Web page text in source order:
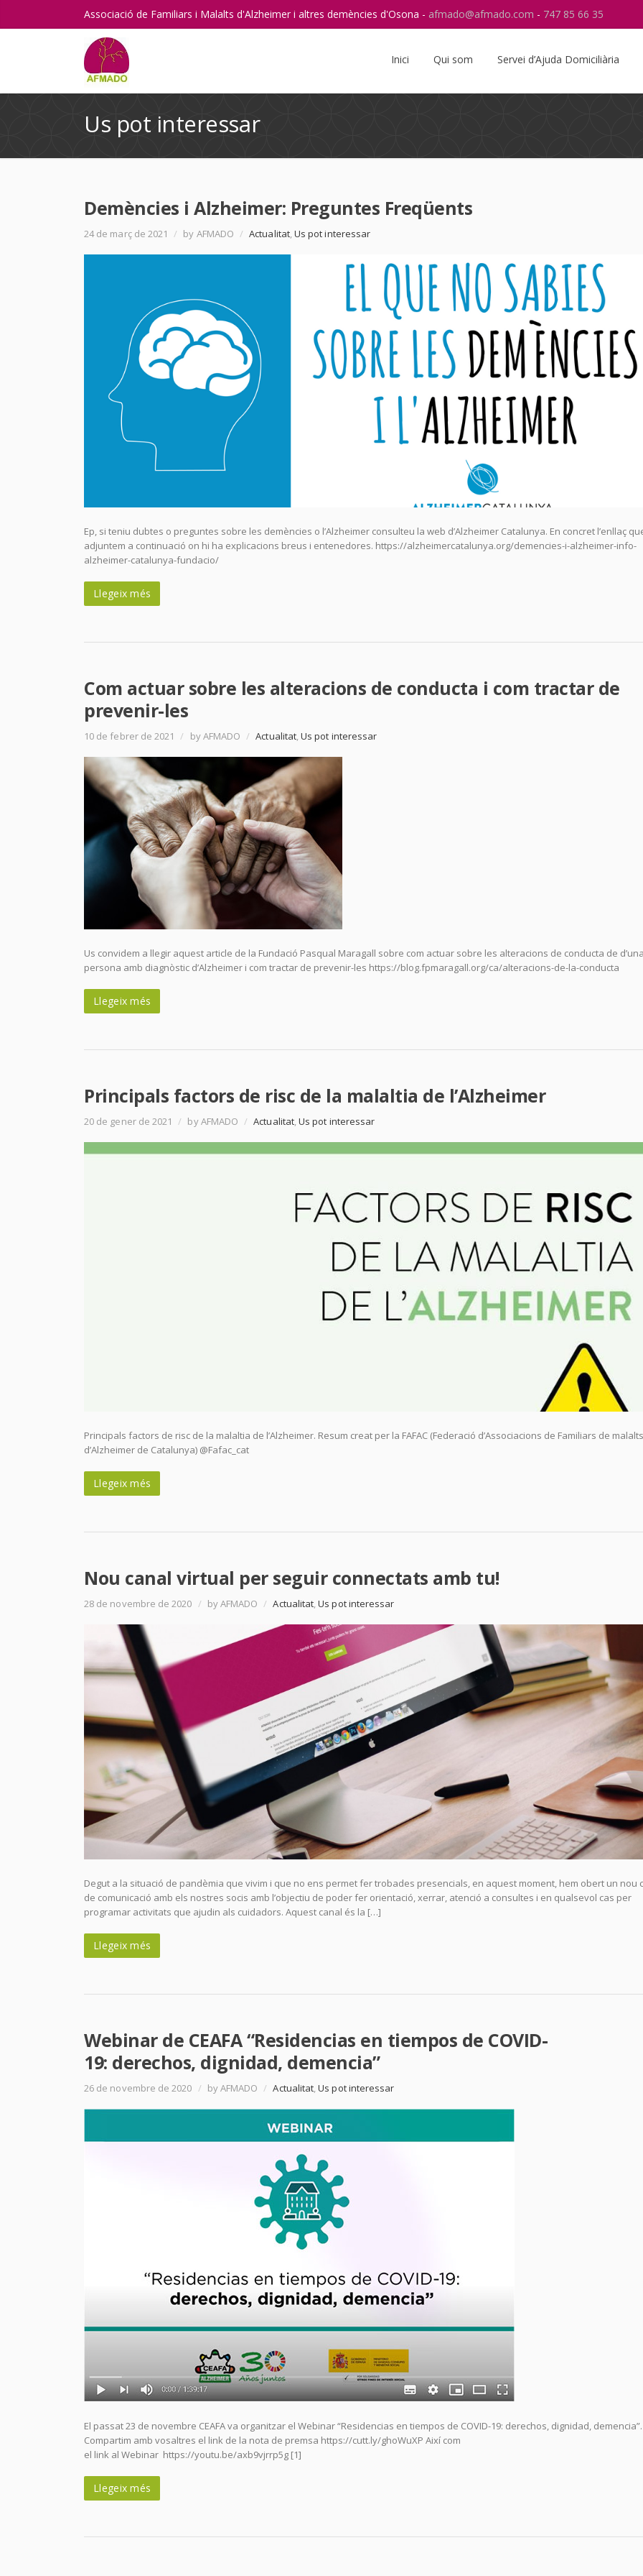
Associació de Familiars i Malalts d'Alzheimer i altres demències d'Osona - afmado@afmado.com - 747 85 66 35
Instagram
RSS
Inici Qui som Servei d’Ajuda Domiciliària
Us pot interessar
Demències i Alzheimer: Preguntes Freqüents
24 de març de 2021 / by AFMADO / Actualitat,Us pot interessar
Ep, si teniu dubtes o preguntes sobre les demències o l’Alzheimer consulteu la web d’Alzheimer Catalunya. En concret l’enllaç
adjuntem a continuació on hi ha explicacions breus i entenedores. https://alzheimercatalunya.org/demencies-i-alzheimer-info-
alzheimer-catalunya-fundacio/
Llegeix més
Com actuar sobre les alteracions de conducta i com tractar de
prevenir-les
10 de febrer de 2021 / by AFMADO / Actualitat,Us pot interessar
Us convidem a llegir aquest article de la Fundació Pasqual Maragall sobre com actuar sobre les alteracions de conducta de
persona amb diagnòstic d’Alzheimer i com tractar de prevenir-les https://blog.fpmaragall.org/ca/alteracions-de-la-conducta
Llegeix més
Principals factors de risc de la malaltia de l’Alzheimer
20 de gener de 2021 / by AFMADO / Actualitat,Us pot interessar
Principals factors de risc de la malaltia de l’Alzheimer. Resum creat per la FAFAC (Federació d’Associacions de Familiars de malalts
d’Alzheimer de Catalunya) @Fafac_cat
Llegeix més
Nou canal virtual per seguir connectats amb tu!
28 de novembre de 2020 / by AFMADO / Actualitat ,Us pot interessar
Degut a la situació de pandèmia que vivim i que no ens permet fer trobades presencials, en aquest moment, hem obert un nou
de comunicació amb els nostres socis amb l’objectiu de poder fer orientació, xerrar, atenció a consultes i en qualsevol cas per
programar activitats que ajudin als cuidadors. Aquest canal és la […]
Llegeix més
Webinar de CEAFA “Residencias en tiempos de COVID-
19: derechos, dignidad, demencia”
26 de novembre de 2020 / by AFMADO / Actualitat,Us pot interessar
El passat 23 de novembre CEAFA va organitzar el Webinar “Residencias en tiempos de COVID-19: derechos, dignidad, demencia”.
Compartim amb vosaltres el link de la nota de premsa https://cutt.ly/ghoWuXP Així com
el link al Webinar https://youtu.be/axb9vjrrp5g [1]
Llegeix més